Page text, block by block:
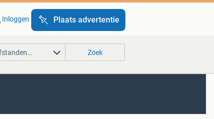
Inloggen Plaats advertentie
Zoek